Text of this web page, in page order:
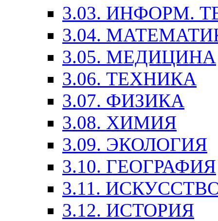
3.03. ИНФОРМ.
3.04.
3.05. МЕДИЦИНА
3.06. ТЕХНИКА
3.07. ФИЗИКА
3.08. ХИМИЯ
3.09. ЭКОЛОГИЯ
3.10. ГЕОГРАФИЯ
3.11.
3.12. ИСТОРИЯ